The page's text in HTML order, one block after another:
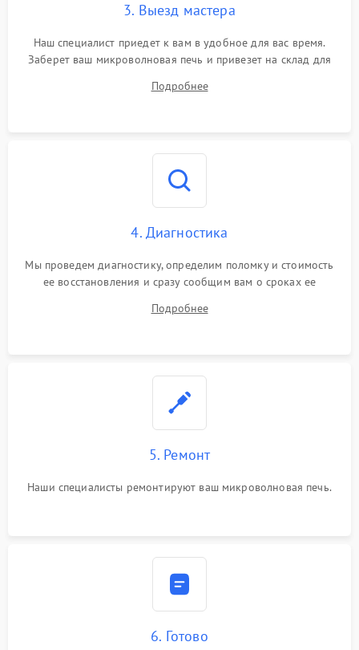
3. Выезд мастера
Наш специалист приедет к вам в удобное для вас время.
Заберет ваш микроволновая печь и привезет на склад для
Подробнее
4. Диагностика
Мы проведем диагностику, определим поломку и стоимость
ее восстановления и сразу сообщим вам о сроках ее
Подробнее
5. Ремонт
Наши специалисты ремонтируют ваш микроволновая печь.
6. Готово